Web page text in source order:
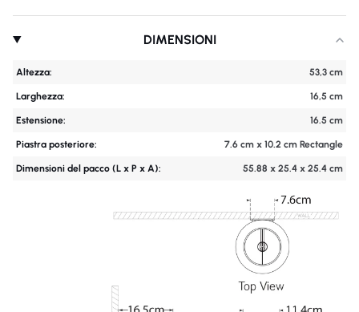
DIMENSIONI
Altezza: 53,3 cm
Larghezza: 16,5 cm
Estensione: 16.5 cm
Piastra posteriore: 7.6 cm x 10.2 cm Rectangle
Dimensioni del pacco (L x P x A): 55.88 x 25.4 x 25.4 cm